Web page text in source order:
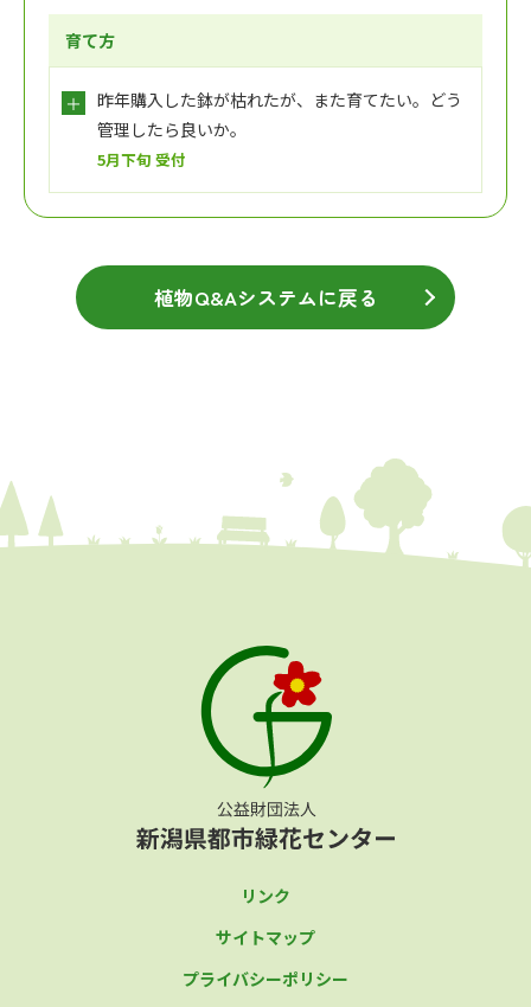
育て方
昨年購入した鉢が枯れたが、また育てたい。どう
管理したら良いか。
5月下旬 受付
植物Q&Aシステムに戻る
リンク
サイトマップ
プライバシーポリシー